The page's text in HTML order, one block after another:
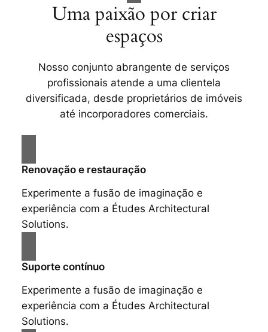
Uma paixão por criar
espaços
Nosso conjunto abrangente de serviços
profissionais atende a uma clientela
diversificada, desde proprietários de imóveis
até incorporadores comerciais.
Renovação e restauração
Experimente a fusão de imaginação e
experiência com a Études Architectural
Solutions.
Suporte contínuo
Experimente a fusão de imaginação e
experiência com a Études Architectural
Solutions.